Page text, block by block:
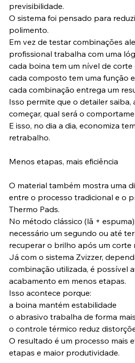
previsibilidade.
O sistema foi pensado para
polimento.
Em vez de testar combinações
profissional trabalha com uma
cada boina tem um nível de corte
cada composto tem uma função
cada combinação entrega um
Isso permite que o detailer saiba,
começar, qual será o
E isso, no dia a dia, economiza
retrabalho.
Menos etapas, mais eficiência
O material também mostra uma
entre o processo tradicional e o
Thermo Pads.
No método clássico (lã +
necessário um segundo ou até
recuperar o brilho após um corte
Já com o sistema Zvizzer,
combinação utilizada, é possível
acabamento em menos etapas.
Isso acontece porque:
a boina mantém estabilidade
o abrasivo trabalha de forma
o controle térmico reduz
O resultado é um processo mais
etapas e maior produtividade.